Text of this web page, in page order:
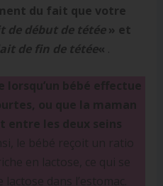
du fait que votre
de début de tétée» et
de fin de tétée« .